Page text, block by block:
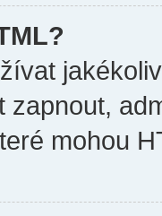
zapnout,
mohou